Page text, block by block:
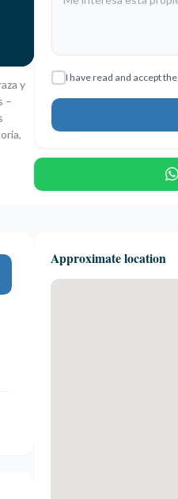
I have read and accept the
Approximate location